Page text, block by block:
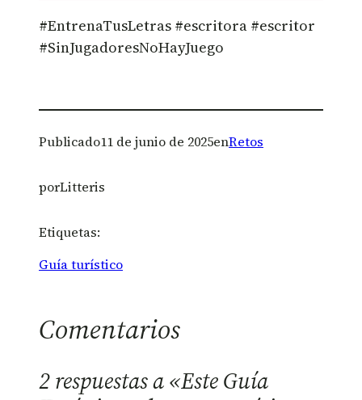
#EntrenaTusLetras #escritora #escritor
#SinJugadoresNoHayJuego
Publicado11 de junio de 2025enRetos
porLitteris
Etiquetas:
Guía turístico
Comentarios
2 respuestas a «Este Guía